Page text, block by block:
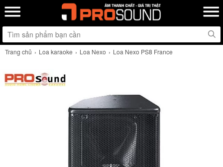
Trang chủ Loa karaoke Loa Nexo Loa Nexo PS8 France